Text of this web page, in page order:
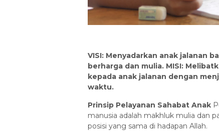
VISI: Menyadarkan anak jalanan
berharga dan mulia. MISI:
kepada anak jalanan dengan
waktu.
Prinsip Pelayanan Sahabat Anak
manusia adalah makhluk mulia dan
posisi yang sama di hadapan Allah.